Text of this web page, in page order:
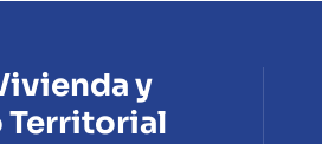
y
Territorial